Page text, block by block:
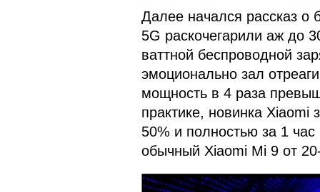
Далее начался рассказ о
5G раскочегарили аж до
ваттной беспроводной
эмоционально зал
мощность в 4 раза
практике, новинка Xiaomi
50% и полностью за 1
обычный Xiaomi Mi 9 от